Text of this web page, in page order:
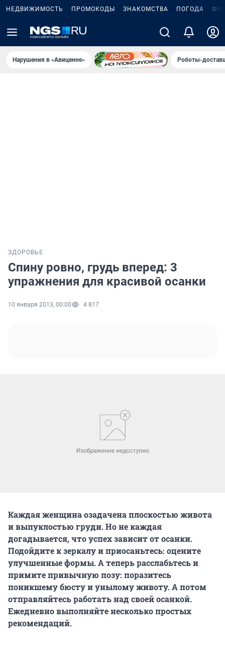
НЕДВИЖИМОСТЬ ПРОМОКОДЫ ЗНАКОМСТВА ПОГОДА
Нарушения в «Авиценне» Роботы-
ЗДОРОВЬЕ
Спину ровно, грудь вперед: 3
упражнения для красивой осанки
10 января 2013, 00:00 4 817
Каждая женщина озадачена плоскостью живота
и выпуклостью груди. Но не каждая
догадывается, что успех зависит от осанки.
Подойдите к зеркалу и приосаньтесь: оцените
улучшенные формы. А теперь расслабьтесь и
примите привычную позу: поразитесь
поникшему бюсту и унылому животу. А потом
отправляйтесь работать над своей осанкой.
Ежедневно выполняйте несколько простых
рекомендаций.